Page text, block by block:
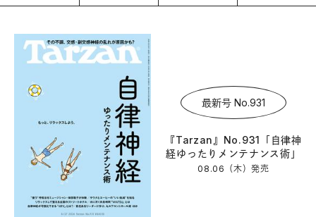
最新号 No.931
『Tarzan』No.931「自律神
経ゆったりメンテナンス術」
08.06（木）発売